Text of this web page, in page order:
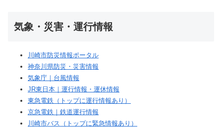
気象・災害・運行情報
川崎市防災情報ポータル
神奈川県防災・災害情報
気象庁｜台風情報
JR東日本｜運行情報・運休情報
東急電鉄（トップに運行情報あり）
京急電鉄｜鉄道運行情報
川崎市バス（トップに緊急情報あり）